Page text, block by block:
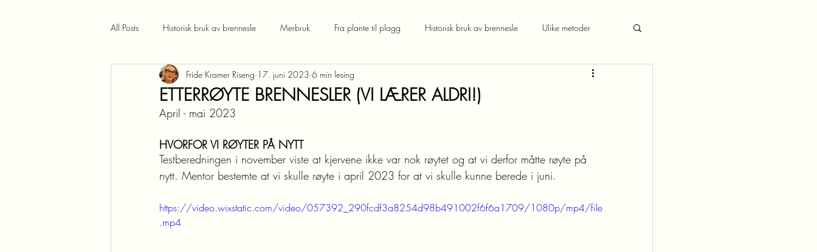
All Posts Historisk bruk av brennesle Merbruk Fra plante til plagg Historisk bruk av brennesle Ulike metoder
ETTERRØYTE BRENNESLER (VI LÆRER ALDRI!)
Fride Kramer Riseng 17. juni 2023 6 min lesing
April - mai 2023
HVORFOR VI RØYTER PÅ NYTT
Testberedningen i november viste at kjervene ikke var nok røytet og at vi derfor måtte røyte på
nytt. Mentor bestemte at vi skulle røyte i april 2023 for at vi skulle kunne berede i juni.
https://video.wixstatic.com/video/057392_290fcdf3a8254d98b491002f6f6a1709/1080p/mp4/file
.mp4